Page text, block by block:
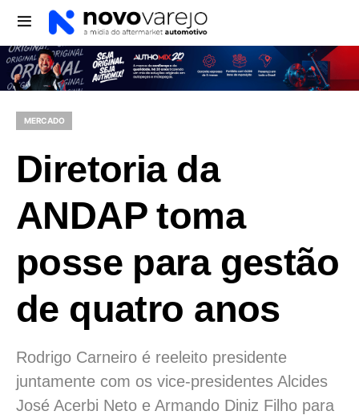
MERCADO
Diretoria da
ANDAP toma
posse para gestão
de quatro anos
Rodrigo Carneiro é reeleito presidente
juntamente com os vice-presidentes Alcides
José Acerbi Neto e Armando Diniz Filho para